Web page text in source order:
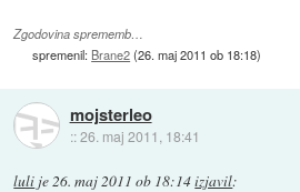
Zgodovina sprememb…
spremenil: Brane2(26. maj 2011 ob 18:18)
mojsterleo
::26. maj 2011, 18:41
luli je26. maj 2011 ob 18:14izjavil: